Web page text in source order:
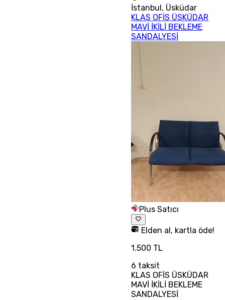
İstanbul, Üsküdar
KLAS OFİS ÜSKÜDAR
MAVİ İKİLİ BEKLEME
SANDALYESİ
Plus Satıcı
Elden al, kartla öde!
1.500 TL
6 taksit
KLAS OFİS ÜSKÜDAR
MAVİ İKİLİ BEKLEME
SANDALYESİ